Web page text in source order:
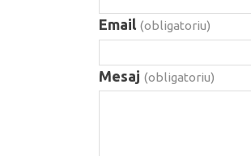
Email (obligatoriu)
Mesaj (obligatoriu)